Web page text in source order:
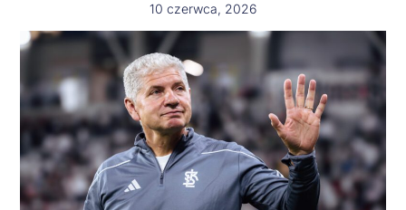
10 czerwca, 2026